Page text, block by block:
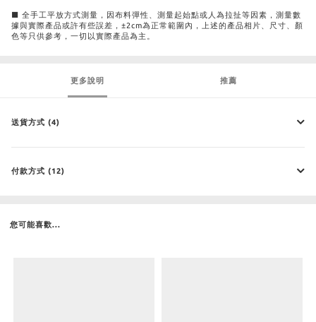
■ 全手工平放方式測量，因布料彈性、測量起始點或人為拉扯等因素，測量數
據與實際產品或許有些誤差，±2cm為正常範圍內，上述的產品相片、尺寸、顏
色等只供參考，一切以實際產品為主。
更多說明 推薦
送貨方式 (4)
付款方式 (12)
您可能喜歡...